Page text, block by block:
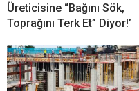
Üreticisine “Bağını Sök,
Toprağını Terk Et” Diyor!’